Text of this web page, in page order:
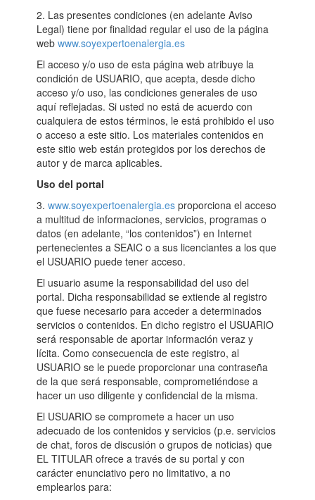
2. Las presentes condiciones (en adelante Aviso
Legal) tiene por finalidad regular el uso de la página
webwww.soyexpertoenalergia.es
El acceso y/o uso de esta página web atribuye la
condición de USUARIO, que acepta, desde dicho
acceso y/o uso, las condiciones generales de uso
aquí reflejadas. Si usted no está de acuerdo con
cualquiera de estos términos, le está prohibido el uso
o acceso a este sitio. Los materiales contenidos en
este sitio web están protegidos por los derechos de
autor y de marca aplicables.
Uso del portal
3.www.soyexpertoenalergia.es proporciona el acceso
a multitud de informaciones, servicios, programas o
datos (en adelante, “los contenidos”) en Internet
pertenecientes a SEAIC o a sus licenciantes a los que
el USUARIO puede tener acceso.
El usuario asume la responsabilidad del uso del
portal. Dicha responsabilidad se extiende al registro
que fuese necesario para acceder a determinados
servicios o contenidos. En dicho registro el USUARIO
será responsable de aportar información veraz y
lícita. Como consecuencia de este registro, al
USUARIO se le puede proporcionar una contraseña
de la que será responsable, comprometiéndose a
hacer un uso diligente y confidencial de la misma.
El USUARIO se compromete a hacer un uso
adecuado de los contenidos y servicios (p.e. servicios
de chat, foros de discusión o grupos de noticias) que
EL TITULAR ofrece a través de su portal y con
carácter enunciativo pero no limitativo, a no
emplearlos para: